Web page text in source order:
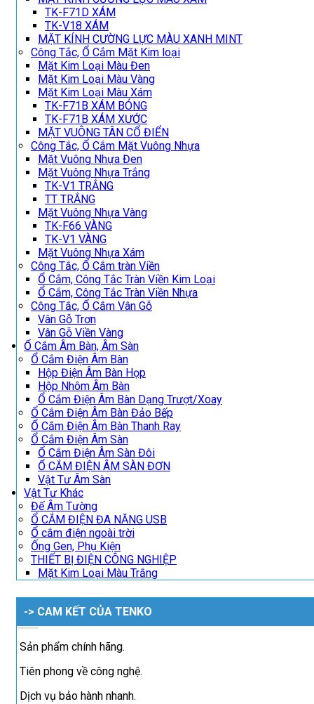
TK-F71D XÁM
TK-V18 XÁM
MẶT KÍNH CƯỜNG LỰC MÀU XANH MINT
Công Tắc, Ổ Cắm Mặt Kim loại
Mặt Kim Loại Màu Đen
Mặt Kim Loại Màu Vàng
Mặt Kim Loại Màu Xám
TK-F71B XÁM BÓNG
TK-F71B XÁM XƯỚC
MẶT VUÔNG TÂN CỔ ĐIỂN
Công Tắc, Ổ Cắm Mặt Vuông Nhựa
Mặt Vuông Nhựa Đen
Mặt Vuông Nhựa Trắng
TK-V1 TRẮNG
TT TRẮNG
Mặt Vuông Nhựa Vàng
TK-F66 VÀNG
TK-V1 VÀNG
Mặt Vuông Nhựa Xám
Công Tắc, Ổ Cắm tràn Viền
Ổ Cắm, Công Tắc Tràn Viền Kim Loại
Ổ Cắm, Công Tắc Tràn Viền Nhựa
Công Tắc, Ổ Cắm Vân Gỗ
Vân Gỗ Trơn
Vân Gỗ Viền Vàng
Ổ Cắm Âm Bàn, Âm Sàn
Ổ Cắm Điện Âm Bàn
Hộp Điện Âm Bàn Họp
Hộp Nhôm Âm Bàn
Ổ Cắm Điện Âm Bàn Dạng Trượt/Xoay
Ổ Cắm Điện Âm Bàn Đảo Bếp
Ổ Cắm Điện Âm Bàn Thanh Ray
Ổ Cắm Điện Âm Sàn
Ổ Cắm Điện Âm Sàn Đôi
Ổ CẮM ĐIỆN ÂM SÀN ĐƠN
Vật Tư Âm Sàn
Vật Tư Khác
Đế Âm Tường
Ổ CẮM ĐIỆN ĐA NĂNG USB
Ổ cắm điện ngoài trời
Ống Gen, Phụ Kiện
THIẾT BỊ ĐIỆN CÔNG NGHIỆP
Mặt Kim Loại Màu Trắng
-> CAM KẾT CỦA TENKO
Sản phẩm chính hãng.
Tiên phong về công nghệ.
Dịch vụ bảo hành nhanh.